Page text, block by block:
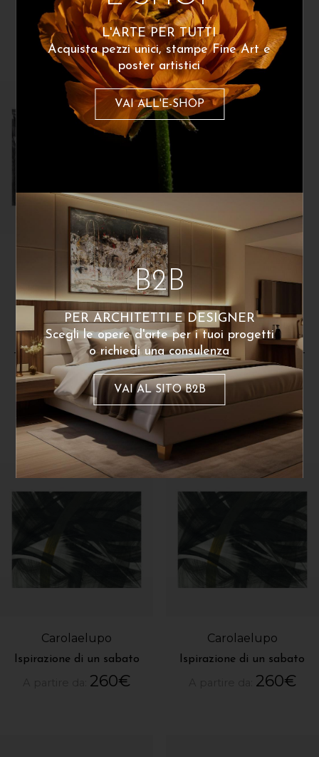
For a friend
A partire da:260€
Il sole in me
A partire da:260€
Carolaelupo
Matteo
1.160€
Dello stesso artista
Carolaelupo
Ispirazione di un sabato
260€
Carolaelupo
Ispirazione di un sabato
260€
L'ARTE PER TUTTI
Acquista pezzi unici, stampe Fine Art e
poster artistici
VAI ALL'E-SHOP
B2B
PER ARCHITETTI E DESIGNER
Scegli le opere d'arte per i tuoi progetti
o richiedi una consulenza
VAI AL SITO B2B